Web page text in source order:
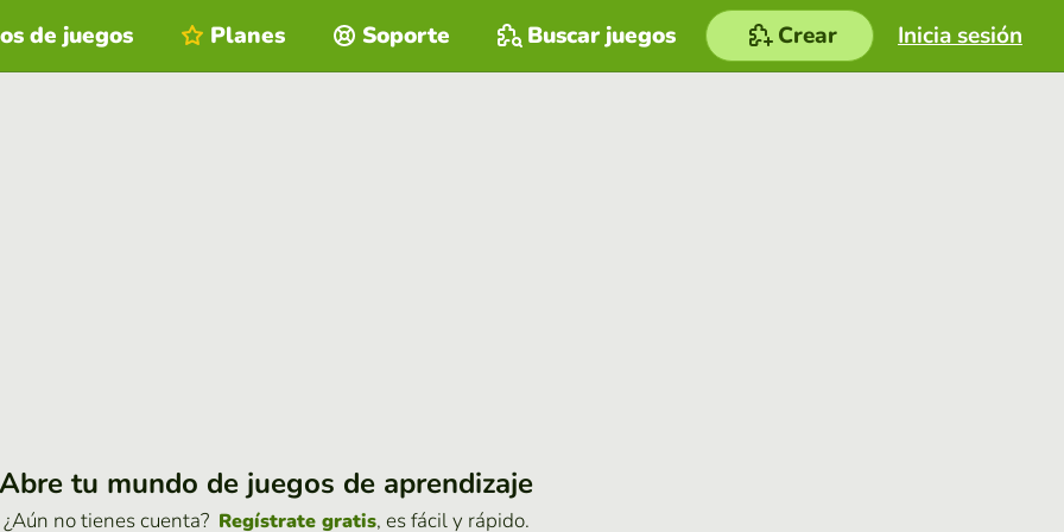
Inicia sesión
de juegos Planes Soporte Buscar juegos Crear
Abre tu mundo de juegos de aprendizaje
¿Aún no tienes cuenta? Regístrate gratis, es fácil y rápido.